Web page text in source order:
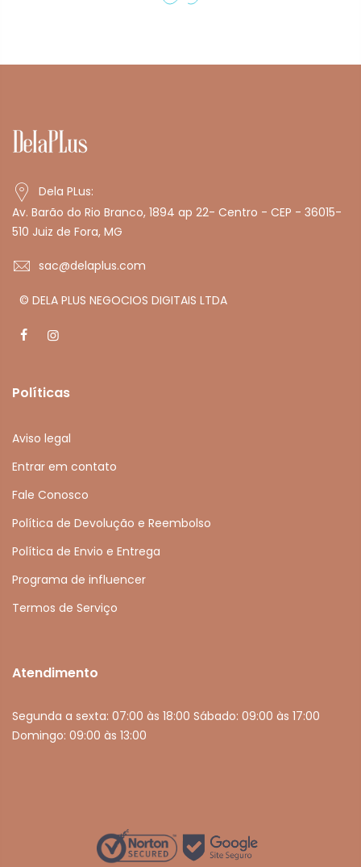
Dela PLus:
Av. Barão do Rio Branco, 1894 ap 22- Centro - CEP - 36015-
510 Juiz de Fora, MG
sac@delaplus.com
© DELA PLUS NEGOCIOS DIGITAIS LTDA
Políticas
Aviso legal
Entrar em contato
Fale Conosco
Política de Devolução e Reembolso
Política de Envio e Entrega
Programa de influencer
Termos de Serviço
Atendimento
Segunda a sexta: 07:00 às 18:00 Sábado: 09:00 às 17:00
Domingo: 09:00 às 13:00